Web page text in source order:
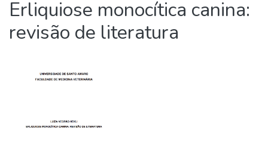
Browse
Produção Docente
Periodicals
Erliquiose monocítica canina:
revisão de literatura